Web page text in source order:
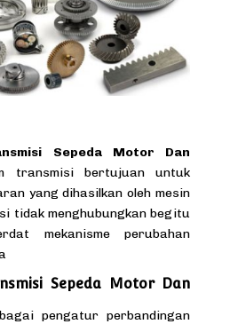
Sepeda Motor Dan
transmisi bertujuan untuk
yang dihasilkan oleh mesin
tidak menghubungkan begitu
mekanisme perubahan
Sepeda Motor Dan
pengatur perbandingan